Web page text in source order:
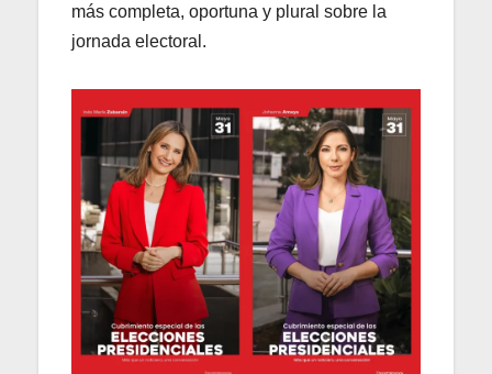
más completa, oportuna y plural sobre la
jornada electoral.